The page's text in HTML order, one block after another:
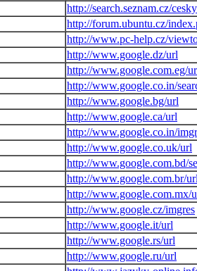
http://search.seznam.cz/cesky
http://forum.ubuntu.cz/
http://www.pc-help.cz/
http://www.google.dz/url
http://www.google.com.eg/
http://www.google.co.in/
http://www.google.bg/url
http://www.google.ca/url
http://www.google.co.in/
http://www.google.co.uk/url
http://www.google.com.bd/
http://www.google.com.br/
http://www.google.com.mx/
http://www.google.cz/imgres
http://www.google.it/url
http://www.google.rs/url
http://www.google.ru/url